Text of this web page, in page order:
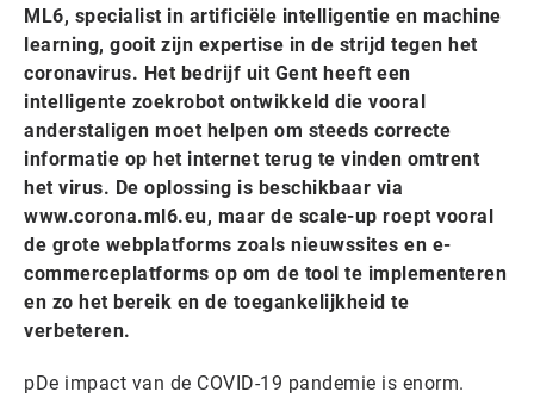
ML6, specialist in artificiële intelligentie en machine
learning, gooit zijn expertise in de strijd tegen het
coronavirus. Het bedrijf uit Gent heeft een
intelligente zoekrobot ontwikkeld die vooral
anderstaligen moet helpen om steeds correcte
informatie op het internet terug te vinden omtrent
het virus. De oplossing is beschikbaar via
www.corona.ml6.eu, maar de scale-up roept vooral
de grote webplatforms zoals nieuwssites en e-
commerceplatforms op om de tool te implementeren
en zo het bereik en de toegankelijkheid te
verbeteren.
pDe impact van de COVID-19 pandemie is enorm.